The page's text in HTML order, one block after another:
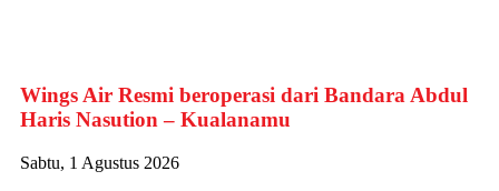
Wings Air Resmi beroperasi dari Bandara Abdul
Haris Nasution – Kualanamu
Sabtu, 1 Agustus 2026